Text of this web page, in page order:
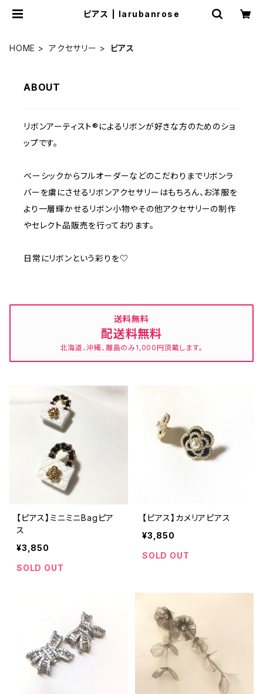
ピアス | larubanrose
HOME アクセサリー ピアス
ABOUT
リボンアーティスト®︎によるリボンが好きな方のためのショ
ップです。
ベーシックからフルオーダーなどのこだわりまでリボンラ
バーを虜にさせるリボンアクセサリーはもちろん、お洋服を
より一層輝かせるリボン小物やその他アクセサリーの制作
やセレクト品販売を行っております。
日常にリボンという彩りを♡
送料無料
配送料無料
北海道、沖縄、離島のみ1,000円頂戴します。
【ピアス】ミニミニBagピア
ス
¥3,850
SOLD OUT
【ピアス】カメリアピアス
¥3,850
SOLD OUT